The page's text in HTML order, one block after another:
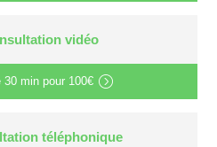
vidéo
30 min pour 100€
téléphonique